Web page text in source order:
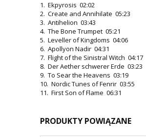
1. Ekpyrosis 02:02
2. Create and Annihilate 05:23
3. Antihelion 03:43
4. The Bone Trumpet 05:21
5. Leveller of Kingdoms 04:06
6. Apollyon Nadir 04:31
7. Flight of the Sinistral Witch 04:17
8. Der Aether schwerer Erde 03:23
9. To Sear the Heavens 03:19
10. Nordic Tunes of Fenrir 03:55
11. First Son of Flame 06:31
PRODUKTY POWIĄZANE